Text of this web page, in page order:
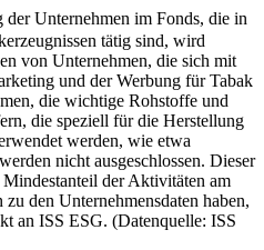
Unternehmen im Fonds, die in
tätig sind, wird
von Unternehmen, die sich mit
und der Werbung für Tabak
die wichtige Rohstoffe und
die speziell für die Herstellung
werden, wie etwa
nicht ausgeschlossen. Dieser
der Aktivitäten am
den Unternehmensdaten haben,
an ISS ESG. (Datenquelle: ISS